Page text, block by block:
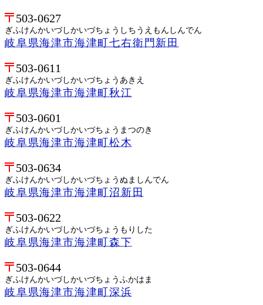
503-0627
ぎふけんかいづしかいづちょうしちうえもんしんでん
岐阜県海津市海津町七右衛門新田
503-0611
ぎふけんかいづしかいづちょうあきえ
岐阜県海津市海津町秋江
503-0601
ぎふけんかいづしかいづちょうまつのき
岐阜県海津市海津町松木
503-0634
ぎふけんかいづしかいづちょうぬましんでん
岐阜県海津市海津町沼新田
503-0622
ぎふけんかいづしかいづちょうもりした
岐阜県海津市海津町森下
503-0644
ぎふけんかいづしかいづちょうふかはま
岐阜県海津市海津町深浜